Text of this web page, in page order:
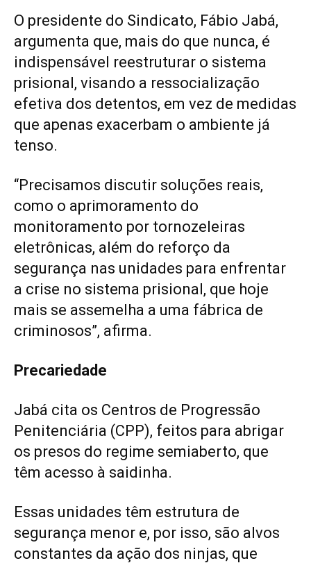
O presidente do Sindicato, Fábio Jabá,
argumenta que, mais do que nunca, é
indispensável reestruturar o sistema
prisional, visando a ressocialização
efetiva dos detentos, em vez de medidas
que apenas exacerbam o ambiente já
tenso.
“Precisamos discutir soluções reais,
como o aprimoramento do
monitoramento por tornozeleiras
eletrônicas, além do reforço da
segurança nas unidades para enfrentar
a crise no sistema prisional, que hoje
mais se assemelha a uma fábrica de
criminosos”, afirma.
Precariedade
Jabá cita os Centros de Progressão
Penitenciária (CPP), feitos para abrigar
os presos do regime semiaberto, que
têm acesso à saidinha.
Essas unidades têm estrutura de
segurança menor e, por isso, são alvos
constantes da ação dos ninjas, que